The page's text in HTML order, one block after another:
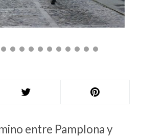
entre Pamplona y